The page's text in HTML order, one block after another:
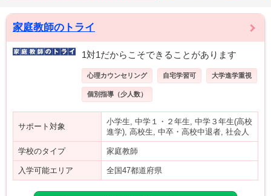
家庭教師のトライ
1対1だからこそできることがあります
心理カウンセリング 自宅学習可 大学進学重視
個別指導（少人数）
サポート対象
小学生, 中学１・２年生, 中学３年生(高校
進学), 高校生, 中卒・高校中退者, 社会人
学校のタイプ 家庭教師
入学可能エリア 全国47都道府県